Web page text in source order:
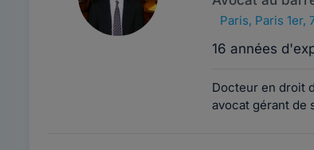
Paris, Paris 1er,
16 années
Docteur en droit
avocat gérant de